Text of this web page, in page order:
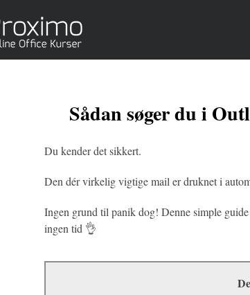
Sådan søger du i
Du kender det sikkert.
Den dér virkelig vigtige mail er druknet i
Ingen grund til panik dog! Denne simple
ingen tid 👌